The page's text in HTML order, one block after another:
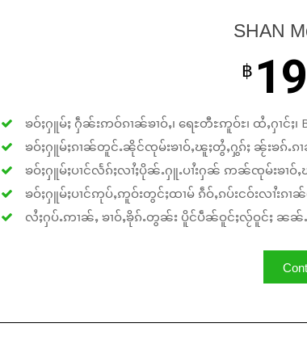
SHAN
฿ 19
ၶဝ်ႈႁူမ်ႈ ႁဵၼ်းဢဝ်ၵၢၼ်ၶၢဝ်ႇ၊ ရေႊတီႊဢူဝ်ႊ၊ ထႆႇႁၢင်
ၶဝ်ႈႁူမ်ႈၵၢၼ်တူင်ႉၼိုင်ၸုမ်းၶၢဝ်ႇၽူႈတွႆႇႁွၵ်ႈ ၼႂ်းၶၵ်ႉၵ
ၶဝ်ႈႁူမ်ႈပၢင်လႅၵ်ႈလၢႆႈပိုၼ်ႉႁူႉပၢႆးႁၼ် ဢၼ်ၸုမ်းၶၢဝ်
ၶဝ်ႈႁူမ်ႈပၢင်ဢုပ်ႇဢူဝ်းတွင်ႈထၢမ် ၵဵဝ်ႇၵပ်းငဝ်းလၢႆးၵၢ
လႆႈႁပ်ႉဢၢၼ်ႇ ၶၢဝ်ႇၶိုၵ်ႉတွၼ်း ပိူင်ပဵၼ်ဝူင်ႈလႂ်ဝူင်ႈ ၼၼ်